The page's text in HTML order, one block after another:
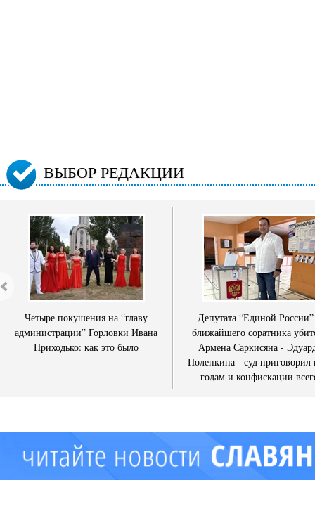
ВЫБОР РЕДАКЦИИ
Четыре покушения на “главу
администрации” Горловки Ивана
Приходько: как это было
Депутата “Единой
ближайшего соратника
Армена Саркисяна -
Полепкина - суд приговорил
годам и конфискации